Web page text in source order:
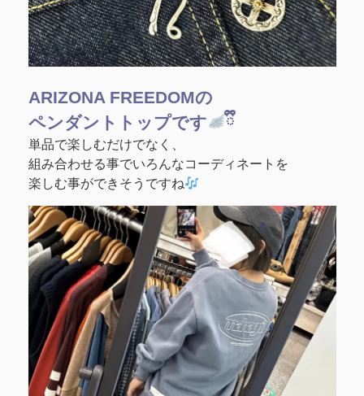
ARIZONA FREEDOMの
ペンダントトップです
ྀི
単品で楽しむだけでなく、
組み合わせる事でいろんなコーディネートを
楽しむ事ができそうですね